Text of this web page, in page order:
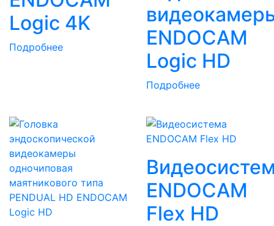
Logic 4K
Подробнее
ENDOCAM
Logic HD
Подробнее
ENDOCAM
Flex HD